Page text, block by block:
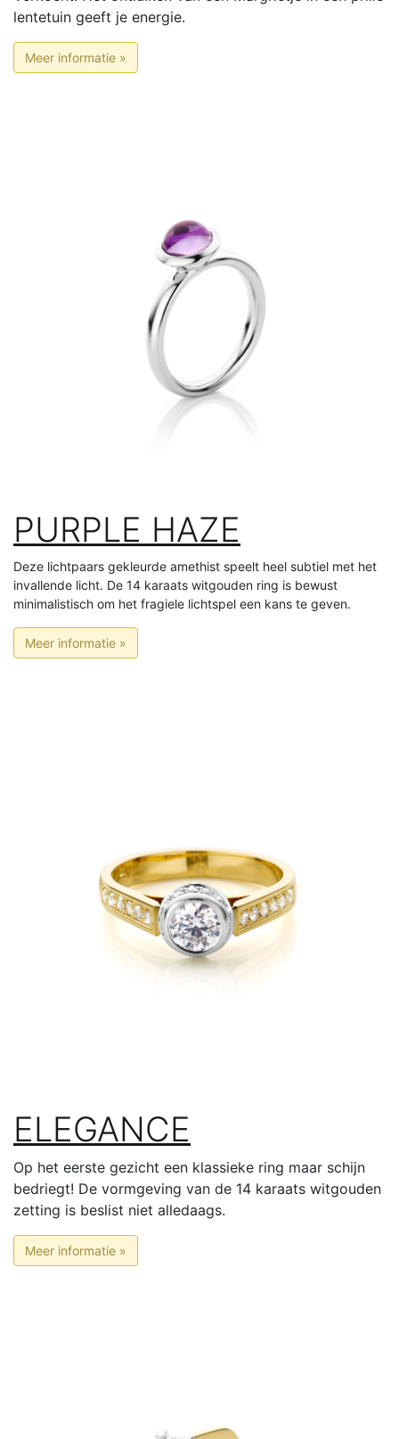
lentetuin geeft je energie.
Meer informatie »
PURPLE HAZE
Deze lichtpaars gekleurde amethist speelt heel subtiel met het
invallende licht. De 14 karaats witgouden ring is bewust
minimalistisch om het fragiele lichtspel een kans te geven.
Meer informatie »
ELEGANCE
Op het eerste gezicht een klassieke ring maar schijn
bedriegt! De vormgeving van de 14 karaats witgouden
zetting is beslist niet alledaags.
Meer informatie »